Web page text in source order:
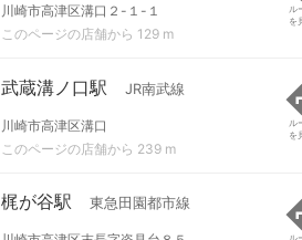
川崎市高津区溝口２-１-１
このページの店舗から 129 m
ル
を
武蔵溝ノ口駅 JR南武線
川崎市高津区溝口
このページの店舗から 239 m
ル
を
梶が谷駅 東急田園都市線
ル